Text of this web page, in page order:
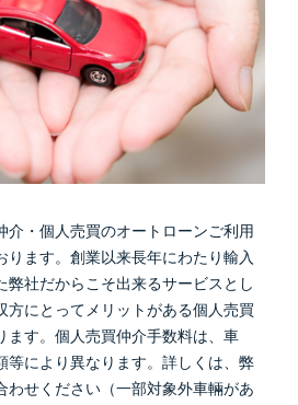
介・個人売買のオートローンご利用
ります。創業以来長年にわたり輸入
弊社だからこそ出来るサービスとし
方にとってメリットがある個人売買
ます。個人売買仲介手数料は、車
等により異なります。詳しくは、弊
わせください（一部対象外車輛があ